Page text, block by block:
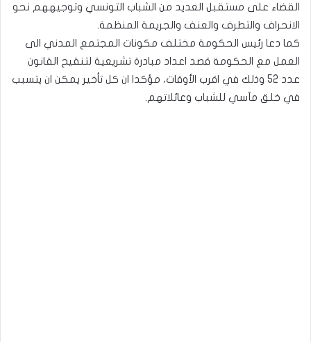
القضاء على مستقبل العديد من الشباب التونسي وتوجيههم نحو
الانحراف والتطرف والعنف والجريمة المنظمة.
كما دعا رئيس الحكومة مختلف مكونات المجتمع المدني الى
العمل مع الحكومة قصد اعداد مبادرة تشريعية لتنقيح القانون
عدد 52 وذلك في اقرب الأوقات، مؤكدا ان كل تأخير يمكن ان يتسبب
في خلق مآسي للشباب وعائلاتهم.